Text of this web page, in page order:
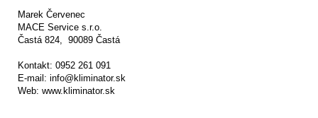
Marek Červenec
MACE Service s.r.o.
Častá 824,  90089 Častá
Kontakt: 0952 261 091
E-mail: info@kliminator.sk
Web: www.kliminator.sk